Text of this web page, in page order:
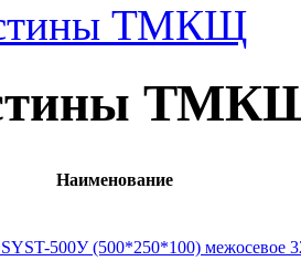
ТМКЩ
Наименование
500У (500*250*100) межосевое